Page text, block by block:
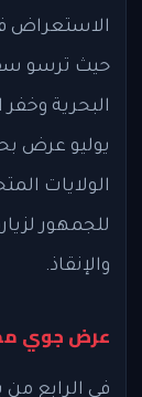
الاستعراض
حيث ترسو
البحرية
الولايات
للجمهور
والإنقاذ.
عرض جوي
في الرابع من